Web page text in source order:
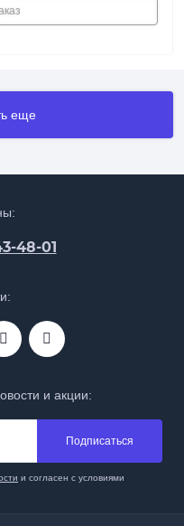
еще
48-01
и акции:
Подписаться
и согласен с условиями